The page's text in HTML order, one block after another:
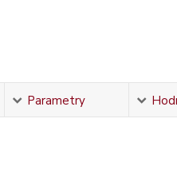
Parametry